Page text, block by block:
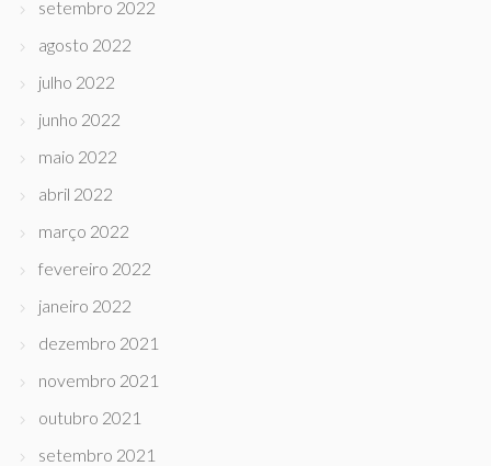
setembro 2022
agosto 2022
julho 2022
junho 2022
maio 2022
abril 2022
março 2022
fevereiro 2022
janeiro 2022
dezembro 2021
novembro 2021
outubro 2021
setembro 2021